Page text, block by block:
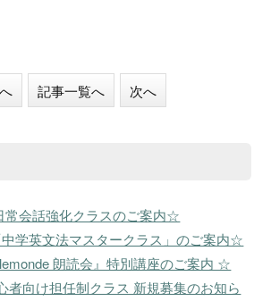
記事一覧へ 次へ
会話強化クラスのご案内☆
学英文法マスタークラス」のご案内☆
朗読会』特別講座のご案内 ☆
向け担任制クラス 新規募集のお知ら